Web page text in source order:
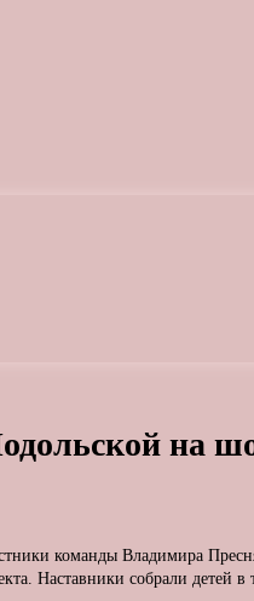
на
команды Владимира
Наставники собрали детей